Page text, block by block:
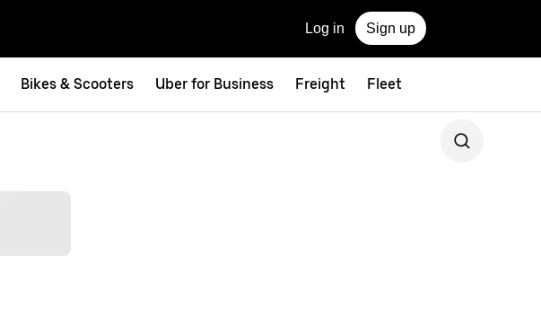
Log in Sign up
Bikes & Scooters Uber for Business Freight Fleet